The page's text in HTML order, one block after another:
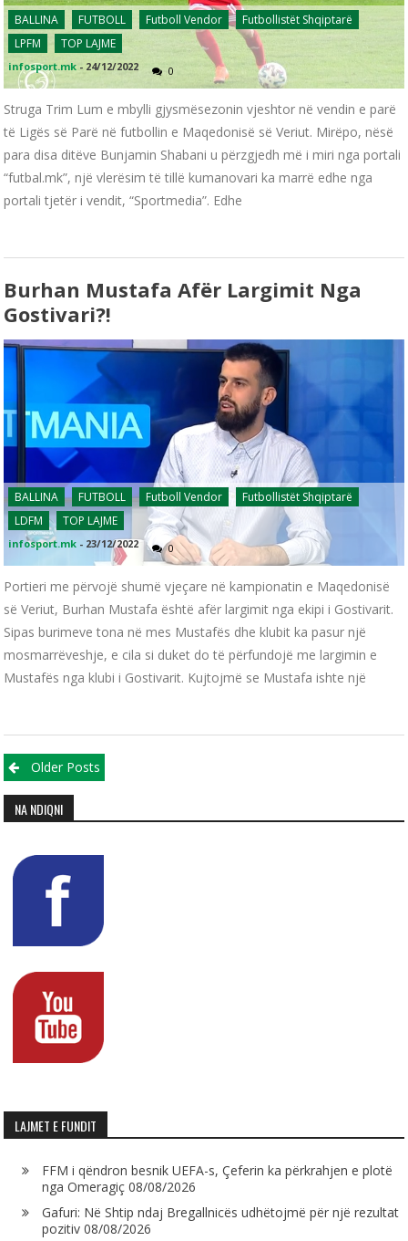
BALLINA FUTBOLL Futboll Vendor
Futbollistët Shqiptarë
LPFM
TOP LAJME
infosport.mk - 24/12/2022 0
Struga Trim Lum e mbylli gjysmësezonin vjeshtor në vendin e parë
të Ligës së Parë në futbollin e Maqedonisë së Veriut. Mirëpo, nësë
para disa ditëve Bunjamin Shabani u përzgjedh më i miri nga portali
“futbal.mk”, një vlerësim të tillë kumanovari ka marrë edhe nga
portali tjetër i vendit, “Sportmedia”. Edhe
Burhan Mustafa Afër Largimit Nga
Gostivari?!
BALLINA FUTBOLL Futboll Vendor
Futbollistët Shqiptarë
LDFM
TOP LAJME
infosport.mk - 23/12/2022 0
Portieri me përvojë shumë vjeçare në kampionatin e Maqedonisë
së Veriut, Burhan Mustafa është afër largimit nga ekipi i Gostivarit.
Sipas burimeve tona në mes Mustafës dhe klubit ka pasur një
mosmarrëveshje, e cila si duket do të përfundojë me largimin e
Mustafës nga klubi i Gostivarit. Kujtojmë se Mustafa ishte një
Posts navigation
Older Posts
NA NDIQNI
LAJMET E FUNDIT
FFM i qëndron besnik UEFA-s, Çeferin ka përkrahjen e plotë
nga Omeragiç 08/08/2026
Gafuri: Në Shtip ndaj Bregallnicës udhëtojmë për një rezultat
pozitiv 08/08/2026